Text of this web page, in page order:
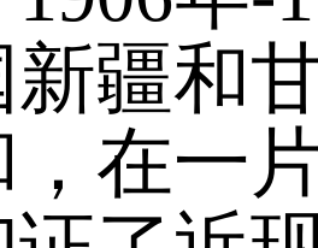
疆和
在一